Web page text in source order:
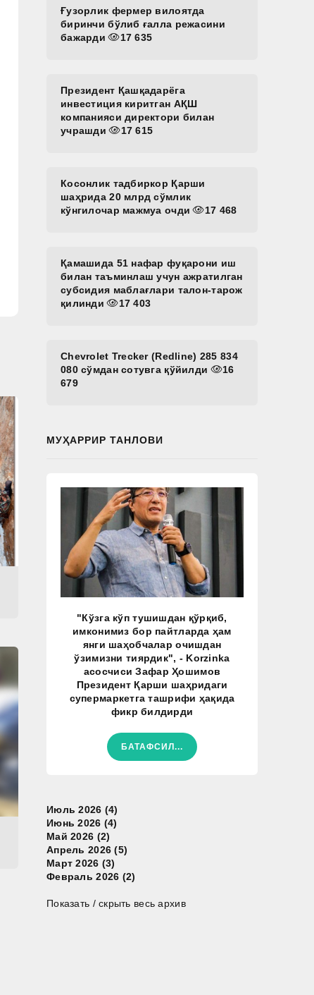
Ғузорлик фермер вилоятда
биринчи бўлиб ғалла режасини
бажарди
17 635
Президент Қашқадарёга
инвестиция киритган АҚШ
компанияси директори билан
учрашди
17 615
Косонлик тадбиркор Қарши
шаҳрида 20 млрд сўмлик
кўнгилочар мажмуа очди
17 468
Қамашида 51 нафар фуқарони иш
билан таъминлаш учун ажратилган
субсидия маблағлари талон-тарож
қилинди
17 403
Chevrolet Trecker (Redline) 285 834
080 сўмдан сотувга қўйилди
16
679
МУҲАРРИР ТАНЛОВИ
"Кўзга кўп тушишдан қўрқиб,
имконимиз бор пайтларда ҳам
янги шаҳобчалар очишдан
ўзимизни тиярдик", - Korzinka
асосчиси Зафар Ҳошимов
Президент Қарши шаҳридаги
супермаркетга ташрифи ҳақида
фикр билдирди
БАТАФСИЛ...
Июль 2026 (4)
Июнь 2026 (4)
Май 2026 (2)
Апрель 2026 (5)
Март 2026 (3)
Февраль 2026 (2)
Показать / скрыть весь архив